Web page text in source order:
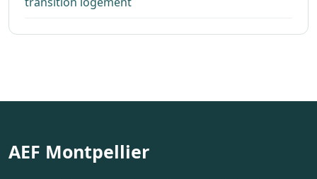
AEF Montpellier